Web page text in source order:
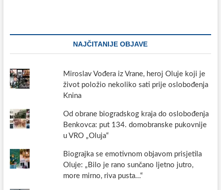
NAJČITANIJE OBJAVE
Miroslav Vođera iz Vrane, heroj Oluje koji je
život položio nekoliko sati prije oslobođenja
Knina
Od obrane biogradskog kraja do oslobođenja
Benkovca: put 134. domobranske pukovnije
u VRO „Oluja“
Biograjka se emotivnom objavom prisjetila
Oluje: „Bilo je rano sunčano ljetno jutro,
more mirno, riva pusta...“